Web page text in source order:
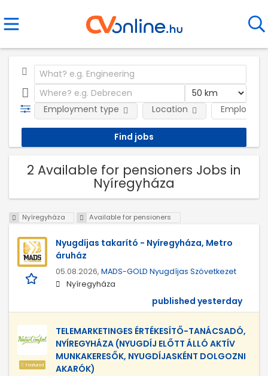
Employment type Employer
Location
2 Available for pensioners Jobs in
Nyíregyháza
Nyíregyháza Available for pensioners
Nyugdíjas takarító - Nyíregyháza, Metro
áruház
05.08.2026, MADS-GOLD Nyugdíjas Szövetkezet
Nyíregyháza
published yesterday
Featured
TELEMARKETINGES ÉRTÉKESÍTŐ-TANÁCSADÓ,
NYÍREGYHÁZA (NYUGDÍJ ELŐTT ÁLLÓ AKTÍV
MUNKAKERESŐK, NYUGDÍJASKÉNT DOLGOZNI
AKARÓK)